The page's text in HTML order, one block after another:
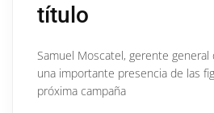
título
Samuel Moscatel, gerente general
una importante presencia de las
próxima campaña